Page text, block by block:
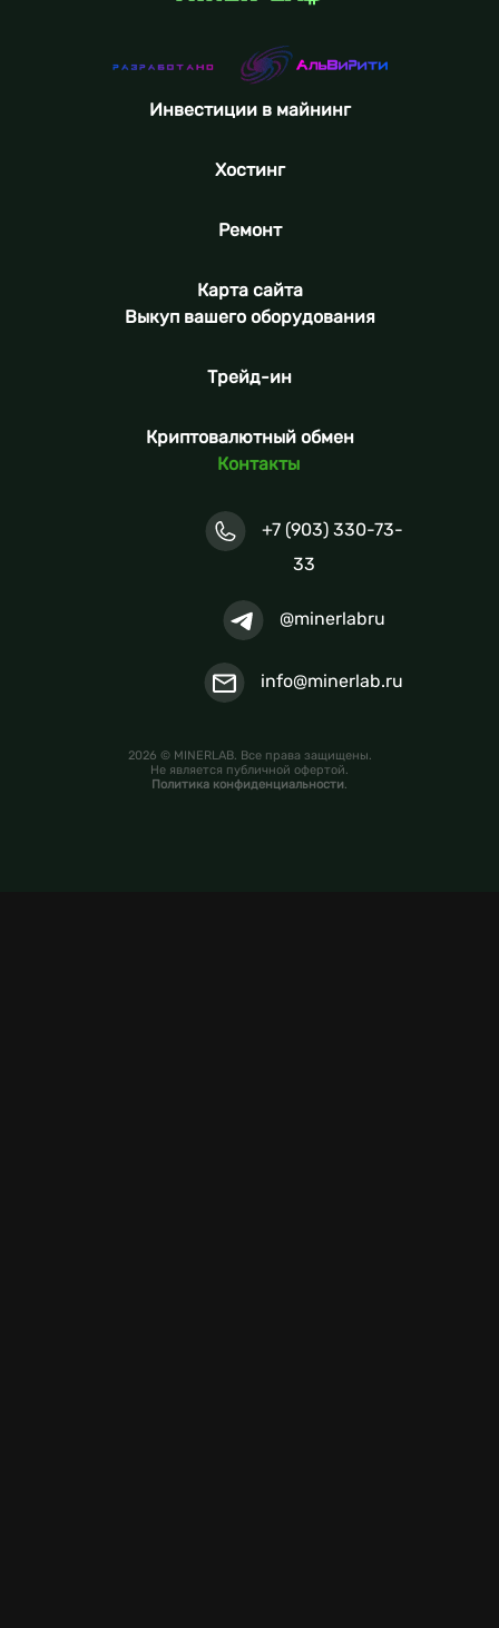
Инвестиции в майнинг
Хостинг
Ремонт
Карта сайта
Выкуп вашего оборудования
Трейд-ин
Криптовалютный обмен
Контакты
+7 (903) 330-73-
33
@minerlabru
info@minerlab.ru
2026 © MINERLAB. Все права защищены.
Не является публичной офертой.
Политика конфиденциальности.